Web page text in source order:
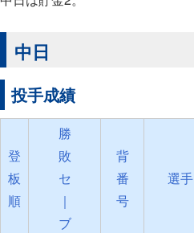
中日
投手成績
登
板
順
勝
敗
セ
｜
ブ
背
番
号
選手